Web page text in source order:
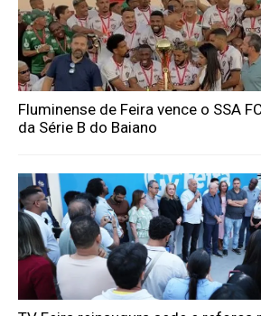
Fluminense de Feira vence o SSA
da Série B do Baiano